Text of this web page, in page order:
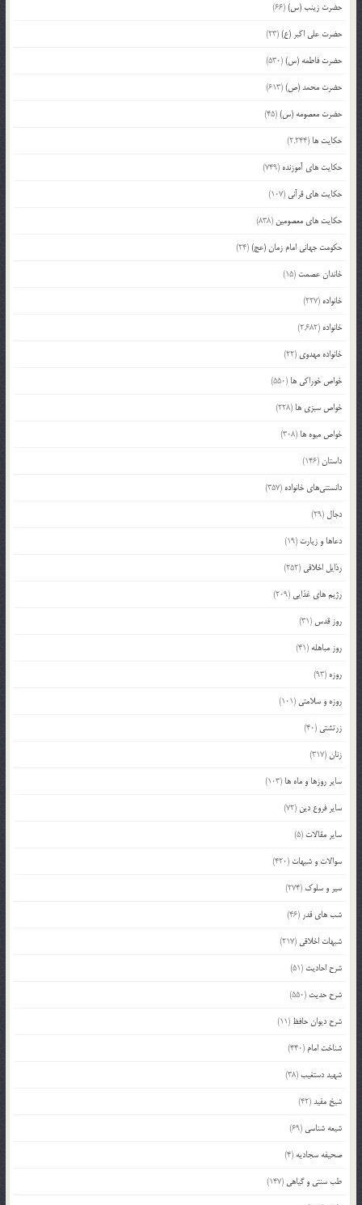
حضرت زینب (س)(66)
حضرت علی اکبر (ع)(23)
حضرت فاطمه (س)(530)
حضرت محمد (ص)(613)
حضرت معصومه (س)(45)
حکایت ها (2,244)
حکایت های آموزنده (749)
حکایت های قرآنی (107)
حکایت های معصومین (838)
حکومت جهانی امام زمان (عج)(24)
خاندان عصمت (15)
خانواده (227)
خانواده (2,682)
خانواده مهدوی (22)
خواص خوراکی ها (550)
خواص سبزی ها (228)
خواص میوه ها (308)
داستان(146)
دانستنی‌های خانواده (357)
دجال (29)
دعاها و زیارت (19)
رذایل اخلاقی (252)
رژیم های غذایی (209)
روز قدس (31)
روز مباهله (41)
روزه (93)
روزه و سلامتی (101)
زرتشتی (40)
زنان(317)
سایر روزها و ماه ها (103)
سایر فروع دین (72)
سایر مقالات (5)
سوالات و شبهات (420)
سیر و سلوک (274)
شب های قدر (46)
شبهات اخلاقی (217)
شرح احادیث (51)
شرح حدیث (550)
شرح دیوان حافظ (11)
شناخت امام (440)
شهید دستغیب(38)
شیخ مفید(42)
شیعه شناسی (69)
صحیفه سجادیه (4)
طب سنتی و گیاهی (147)